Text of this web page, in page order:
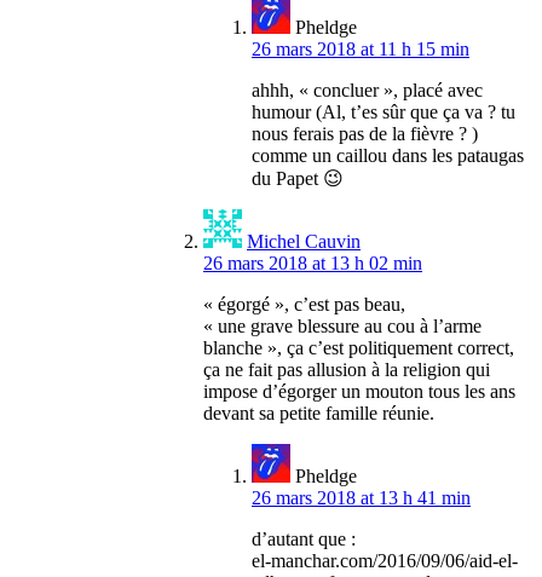
Pheldge
26 mars 2018 at 11 h 15 min
ahhh, « concluer », placé avec
humour (Al, t’es sûr que ça va ? tu
nous ferais pas de la fièvre ? )
comme un caillou dans les pataugas
du Papet 😉
Michel Cauvin
26 mars 2018 at 13 h 02 min
« égorgé », c’est pas beau,
« une grave blessure au cou à l’arme
blanche », ça c’est politiquement correct,
ça ne fait pas allusion à la religion qui
impose d’égorger un mouton tous les ans
devant sa petite famille réunie.
Pheldge
26 mars 2018 at 13 h 41 min
d’autant que :
el-manchar.com/2016/09/06/aid-el-